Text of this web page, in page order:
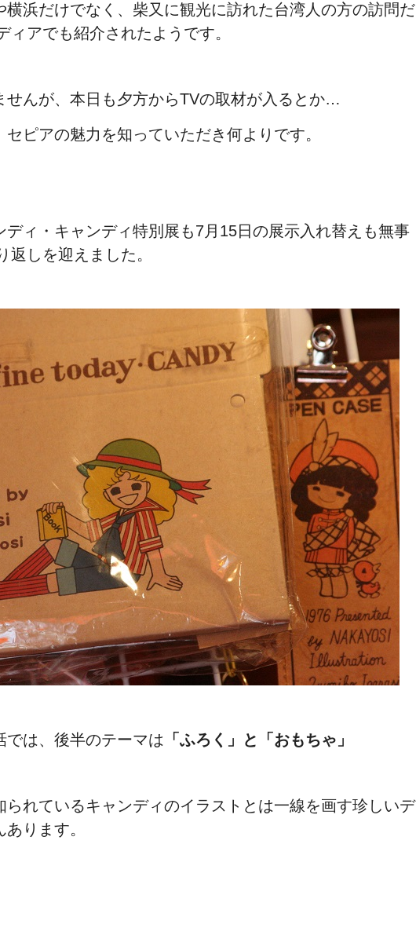
横浜だけでなく、柴又に観光に訪れた台湾人の方の訪問だ
ィアでも紹介されたようです。
せんが、本日も夕方からTVの取材が入るとか…
ピアの魅力を知っていただき何よりです。
ディ・キャンディ特別展も7月15日の展示入れ替えも無事
返しを迎えました。
では、後半のテーマは 「ふろく」と「おもちゃ」
られているキャンディのイラストとは一線を画す珍しいデ
ります。